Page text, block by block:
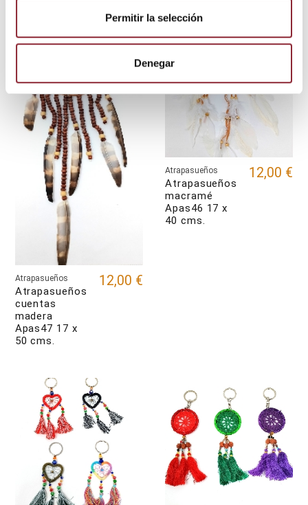
Permitir la selección
Denegar
Atrapasueños
Atrapasueños
cuentas
madera
Apas47 17 x
50 cms.
12,00 €
Atrapasueños
Atrapasueños
macramé
Apas46 17 x
40 cms.
12,00 €